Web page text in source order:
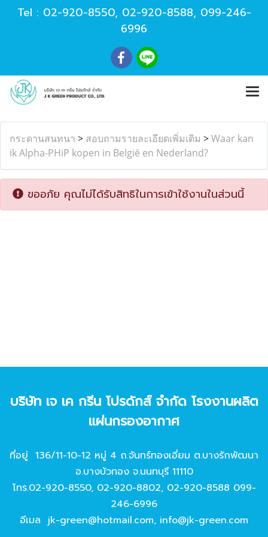
Tel : 02-920-8550, 02-920-8588, 099-246-
6996
กระดานสนทนา > สอบถามรายละเอียดเพิ่มเติม >Waar kan
ik Alpha-PHiP kopen in België en Nederland?
ขออภัย คุณไม่ได้รับสิทธิในการเข้าใช้งานในส่วนนี้
บริษัท เจ เค กรีน โปรดักส์ จํากัด โรงงานผลิต
แผ่นกรองอากาศ
ที่อยู่ 136/11-10-12 หมู่ 4 ถ.จันทร์ทองเอี่ยม ต.บางรักพัฒนา
อ.บางบัวทอง จ.นนทบุรี 11110
โทร.02-920-8550, 02-920-8802, 02-920-8588 099-
246-6996
อีเมล jk-green@hotmail.com, info@jk-green.com